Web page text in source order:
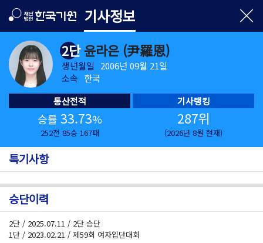
기사정보
2단윤라은 (尹羅恩)
생년월일
2006년 09월 21일
소속 한국
통산전적
승률 33.73%
252전 85승 167패
기사랭킹
287위
(2026년 8월 현재)
특기사항
승단이력
2단 / 2025.07.11 / 2단 승단
1단 / 2023.02.21 / 제59회 여자입단대회